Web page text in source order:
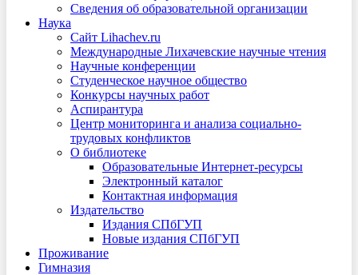
Сведения об образовательной организации
Наука
Сайт Lihachev.ru
Международные Лихачевские научные чтения
Научные конференции
Студенческое научное общество
Конкурсы научных работ
Аспирантура
Центр мониторинга и анализа социально-
трудовых конфликтов
О библиотеке
Образовательные Интернет-ресурсы
Электронный каталог
Контактная информация
Издательство
Издания СПбГУП
Новые издания СПбГУП
Проживание
Гимназия